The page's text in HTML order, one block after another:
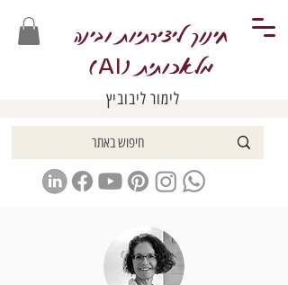
חינוך ליצירתיות ובינה
מלאכותית (AI
)
לימור ליבוביץ